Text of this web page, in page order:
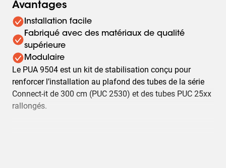
Avantages
Installation facile
Fabriqué avec des matériaux de qualité
supérieure
Modulaire
Le PUA 9504 est un kit de stabilisation conçu pour
renforcer l’installation au plafond des tubes de la série
Connect-it de 300 cm (PUC 2530) et des tubes PUC 25xx
rallongés.